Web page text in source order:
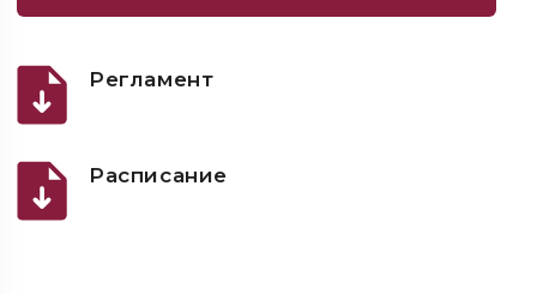
Регламент
Расписание